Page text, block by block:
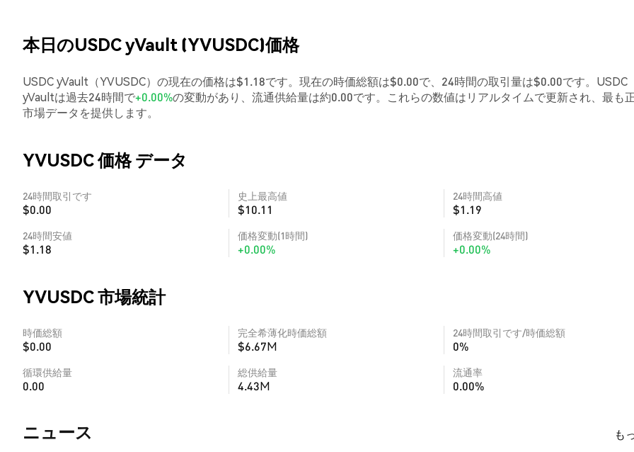
本日のUSDC yVault (YVUSDC)価格
USDC yVault（YVUSDC）の現在の価格は$1.18です。現在の時価総額は$0.00で、24時間の取引量は$0.00です。USDC
yVaultは過去24時間で+0.00%の変動があり、流通供給量は約0.00です。これらの数値はリアルタイムで更新され、最も
市場データを提供します。
YVUSDC 価格 データ
24時間取引です
$0.00
史上最高値
$10.11
24時間高値
$1.19
24時間安値
$1.18
価格変動(1時間)
+0.00%
価格変動(24時間)
+0.00%
YVUSDC 市場統計
時価総額
$0.00
完全希薄化時価総額
$6.67M
24時間取引です/時価総額
0%
循環供給量
0.00
総供給量
4.43M
流通率
0.00%
​​ニュース​​ も